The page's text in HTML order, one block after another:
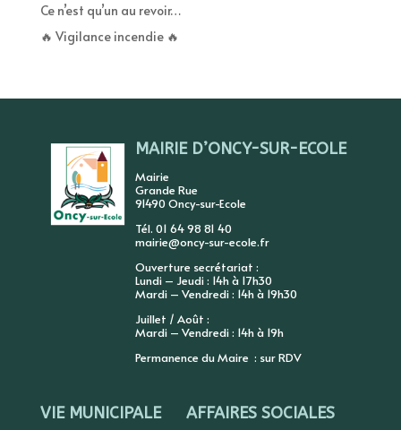
Ce n’est qu’un au revoir…
🔥 Vigilance incendie 🔥
MAIRIE D’ONCY-SUR-ECOLE
Mairie
Grande Rue
91490 Oncy-sur-Ecole
Tél. 01 64 98 81 40
mairie@oncy-sur-ecole.fr
Ouverture secrétariat :
Lundi – Jeudi : 14h à 17h30
Mardi – Vendredi : 14h à 19h30
Juillet / Août :
Mardi – Vendredi : 14h à 19h
Permanence du Maire : sur RDV
VIE MUNICIPALE AFFAIRES SOCIALES